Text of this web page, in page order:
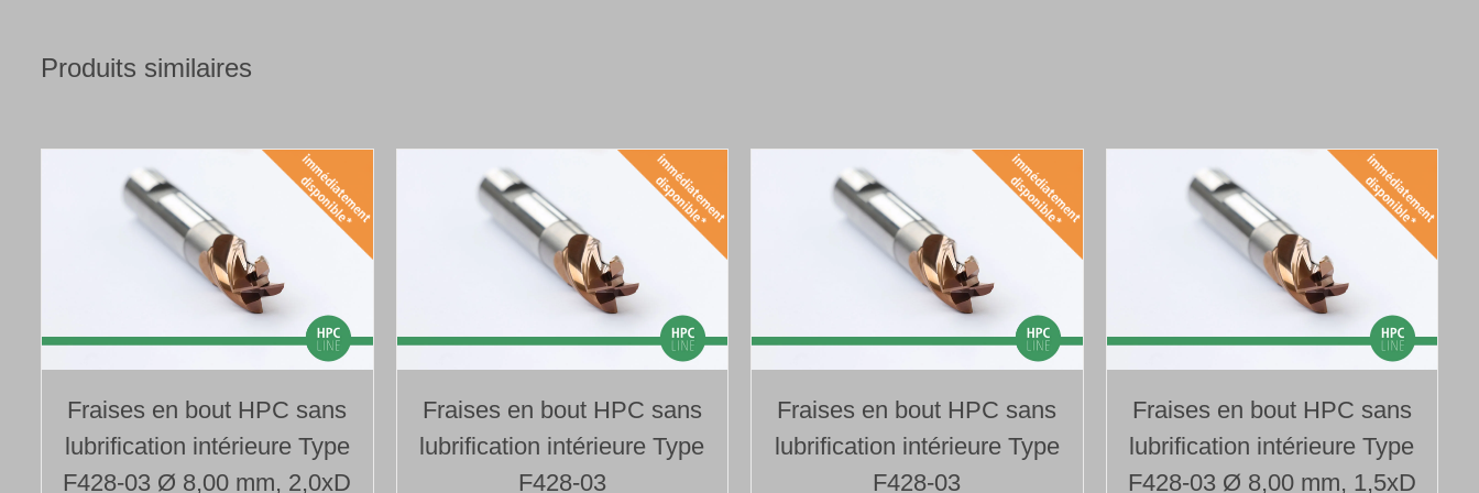
Produits similaires
Fraises en bout HPC sans
lubrification intérieure Type
F428-03 Ø 8,00 mm, 2,0xD
Fraises en bout HPC sans
lubrification intérieure Type
F428-03
Fraises en bout HPC sans
lubrification intérieure Type
F428-03
Fraises en bout HPC sans
lubrification intérieure Type
F428-03 Ø 8,00 mm, 1,5xD